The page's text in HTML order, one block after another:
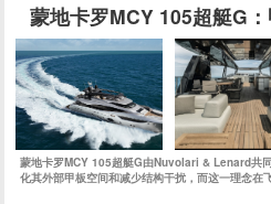
蒙地卡罗MCY 105超艇G
蒙地卡罗MCY 105超艇G由Nuvolari & Lenard共
化其外部甲板空间和减少结构干扰，而这一理念在